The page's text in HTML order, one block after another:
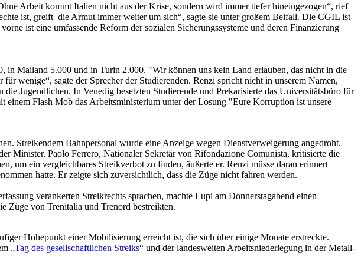
Arbeit kommt Italien nicht aus der Krise, sondern wird immer tiefer hineingezogen“, rief
ist, greift die Armut immer weiter um sich“, sagte sie unter großem Beifall. Die CGIL ist
ist eine umfassende Reform der sozialen Sicherungssysteme und deren Finanzierung
in Mailand 5.000 und in Turin 2.000. "Wir können uns kein Land erlauben, das nicht in die
wenige“, sagte der Sprecher der Studierenden. Renzi spricht nicht in unserem Namen,
Jugendlichen. In Venedig besetzten Studierende und Prekarisierte das Universitätsbüro für
Flash Mob das Arbeitsministerium unter der Losung "Eure Korruption ist unsere
Streikendem Bahnpersonal wurde eine Anzeige wegen Dienstverweigerung angedroht.
Minister. Paolo Ferrero, Nationaler Sekretär von Rifondazione Comunista, kritisierte die
um ein vergleichbares Streikverbot zu finden, äußerte er. Renzi müsse daran erinnert
hatte. Er zeigte sich zuversichtlich, dass die Züge nicht fahren werden.
verankerten Streikrechts sprachen, machte Lupi am Donnerstagabend einen
Züge von Trenitalia und Trenord bestreikten.
Höhepunkt einer Mobilisierung erreicht ist, die sich über einige Monate erstreckte.
„Tag des gesellschaftlichen Streiks“ und der landesweiten Arbeitsniederlegung in der Metall-